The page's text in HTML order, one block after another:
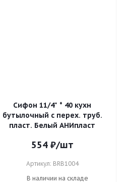
Сифон 11/4" * 40 кухн
бутылочный с перех. труб.
пласт. Белый АНИпласт
554₽/шт
Артикул: BRB1004
В наличии на складе